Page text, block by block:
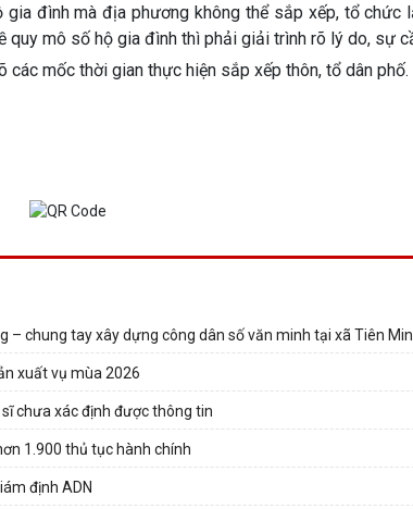
đình mà địa phương không thể sắp xếp, tổ
mô số hộ gia đình thì phải giải trình rõ lý do, sự
các mốc thời gian thực hiện sắp xếp thôn, tổ dân phố.
chung tay xây dựng công dân số văn minh tại xã Tiên
xuất vụ mùa 2026
chưa xác định được thông tin
1.900 thủ tục hành chính
định ADN